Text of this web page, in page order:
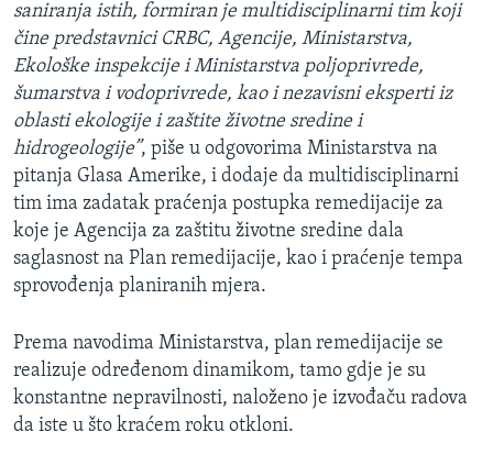
saniranja istih, formiran je multidisciplinarni tim koji
čine predstavnici CRBC, Agencije, Ministarstva,
Ekološke inspekcije i Ministarstva poljoprivrede,
šumarstva i vodoprivrede, kao i nezavisni eksperti iz
oblasti ekologije i zaštite životne sredine i
hidrogeologije”, piše u odgovorima Ministarstva na
pitanja Glasa Amerike, i dodaje da multidisciplinarni
tim ima zadatak praćenja postupka remedijacije za
koje je Agencija za zaštitu životne sredine dala
saglasnost na Plan remedijacije, kao i praćenje tempa
sprovođenja planiranih mjera.
Prema navodima Ministarstva, plan remedijacije se
realizuje određenom dinamikom, tamo gdje je su
konstantne nepravilnosti, naloženo je izvođaču radova
da iste u što kraćem roku otkloni.